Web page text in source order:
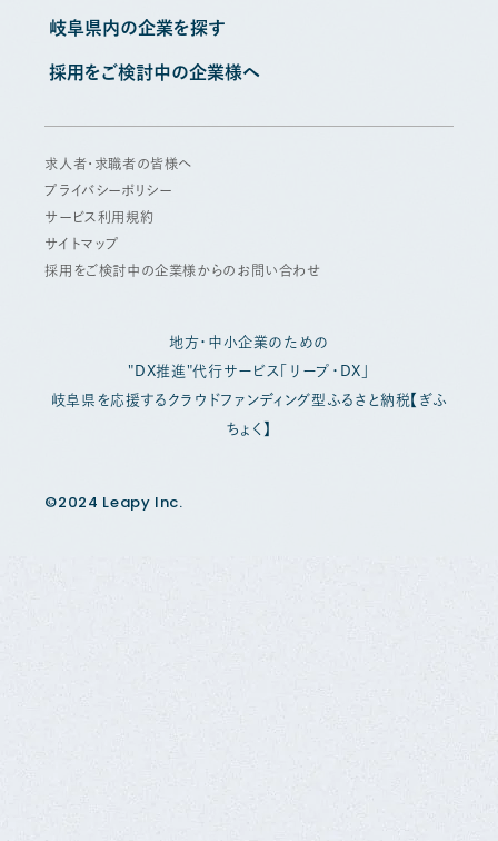
岐阜県内の企業を探す
採用をご検討中の企業様へ
求人者・求職者の皆様へ
プライバシーポリシー
サービス利用規約
サイトマップ
採用をご検討中の企業様からのお問い合わせ
地方・中小企業のための
"DX推進"代行サービス「リープ・DX」
岐阜県を応援するクラウドファンディング型ふるさと納税【ぎふ
ちょく】
©2024 Leapy Inc.